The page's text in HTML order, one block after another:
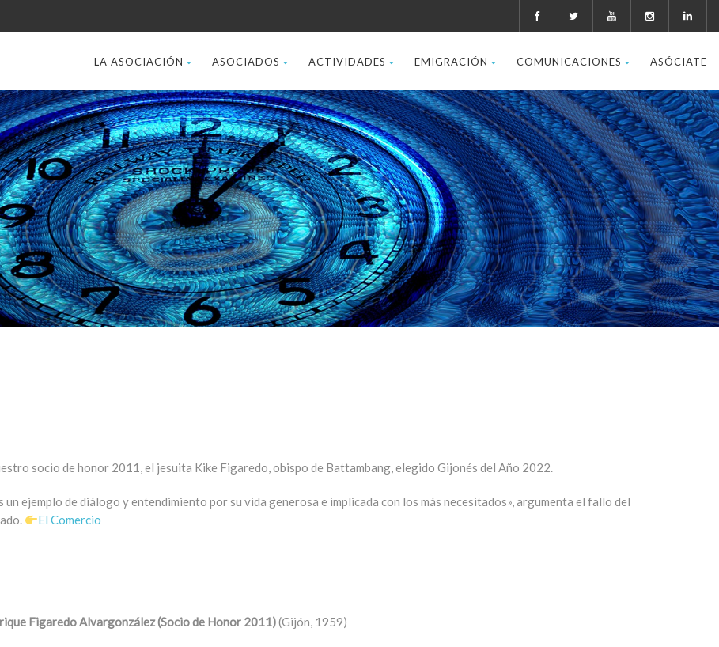
LA ASOCIACIÓN ASOCIADOS ACTIVIDADES EMIGRACIÓN COMUNICACIONES ASÓCIATE
socio de honor 2011, el jesuita Kike Figaredo, obispo de Battambang, elegido Gijonés del Año 2022.
un ejemplo de diálogo y entendimiento por su vida generosa e implicada con los más necesitados», argumenta el fallo del
El Comercio
Figaredo Alvargonzález (Socio de Honor 2011)(Gijón, 1959)